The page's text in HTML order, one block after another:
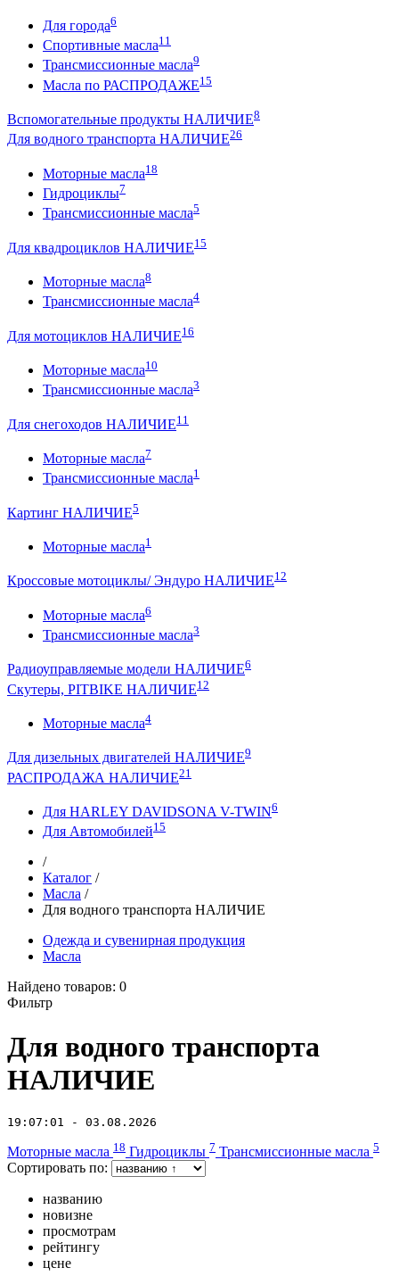
Для города6
Спортивные масла11
Трансмиссионные масла9
Масла по РАСПРОДАЖЕ15
Вспомогательные продукты НАЛИЧИЕ8
Для водного транспорта НАЛИЧИЕ26
Моторные масла18
Гидроциклы7
Трансмиссионные масла5
Для квадроциклов НАЛИЧИЕ15
Моторные масла8
Трансмиссионные масла4
Для мотоциклов НАЛИЧИЕ16
Моторные масла10
Трансмиссионные масла3
Для снегоходов НАЛИЧИЕ11
Моторные масла7
Трансмиссионные масла1
Картинг НАЛИЧИЕ5
Моторные масла1
Кроссовые мотоциклы/ Эндуро НАЛИЧИЕ12
Моторные масла6
Трансмиссионные масла3
Радиоуправляемые модели НАЛИЧИЕ6
Скутеры, PITBIKE НАЛИЧИЕ12
Моторные масла4
Для дизельных двигателей НАЛИЧИЕ9
РАСПРОДАЖА НАЛИЧИЕ21
Для HARLEY DAVIDSONA V-TWIN6
Для Автомобилей15
/
Каталог /
Масла /
Для водного транспорта НАЛИЧИЕ
Одежда и сувенирная продукция
Масла
Найдено товаров: 0
Фильтр
Для водного транспорта
НАЛИЧИЕ
19:07:01 - 03.08.2026
Моторные масла 18 Гидроциклы 7 Трансмиссионные масла 5
Сортировать по:
названию
новизне
просмотрам
рейтингу
цене